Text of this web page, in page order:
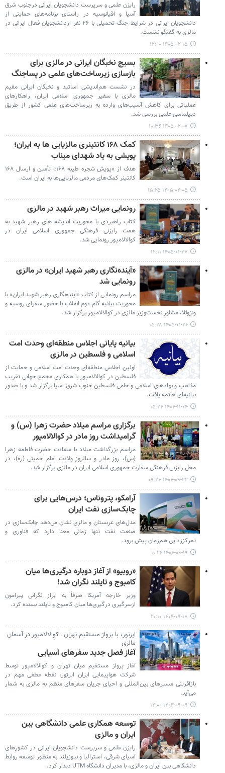
رایزن علمی و سرپرست دانشجویان ایرانی درجنوب شرق
آسیا و اقیانوسیه در راستای برنامه‌های حمایتی از
دانشجویان ایرانی در شرایط جنگ تحمیلی با ۲۶ نفر ازدانشجویان فعال ایرانی در
مالزی به گفتگو نشست.
۱۴۰۵-۰۲-۱۵ ۱۲:۰۰
بسیج نخبگان ایرانی در مالزی برای
بازسازی زیرساخت‌های علمی در پساجنگ
در نشست هم‌اندیشی اساتید و نخبگان ایرانی مقیم
مالزی با سفیر جمهوری اسلامی ایران، راهکارهای
عملیاتی برای کاهش آسیب‌های وارده به زیرساخت‌های علمی کشور از طریق
دیپلماسی علمی بررسی شد.
۱۴۰۵-۰۲-۰۷ ۱۰:۳۶
کمک ۱۶۸ کانتینری مالزیایی ها به ایران؛
پویشی به یاد شهدای میناب
هدف از «پویش شجره طیبه ۱۶۸» تأمین و ارسال ۱۶۸
کانتینر کمک‌های مردمی مالزیایی‌ها به ایران است.
۱۴۰۵-۰۲-۰۵ ۱۵:۲۵
رونمایی میراث رهبر شهید در مالزی
کتاب راهبردی با محوریت اندیشه های رهبر شهید به
همت رایزنی فرهنگی جمهوری اسلامی ایران در
کوالالامپور رونمایی شد.
۱۴۰۵-۰۱-۲۷ ۱۲:۱۱
«آینده‌نگاری رهبر شهید ایران» در مالزی
رونمایی شد
مراسم رونمایی از کتاب «آینده‌نگاری رهبر شهید ایران» با
محوریت بیانیه گام دوم انقلاب با حضور سفرای روسیه و
ونزوئلا، مشاور نخست‌وزیر مالزی در کوالالامپور برگزار شد.
۱۴۰۵-۰۱-۲۶ ۱۵:۲۸
بیانیه پایانی اجلاس منطقه‌ای وحدت امت
اسلامی و فلسطین در مالزی
اولین اجلاس منطقه‌ای وحدت امت اسلامی و حمایت از
فلسطین در کوالالامپور با همکاری مجمع جهانی تقریب
مذاهب و نهادهای اسلامی و حامی فلسطین جنوب شرق آسیا برگزار شد و با صدور
بیانیه‌ای خاتمه یافت.
۱۴۰۴-۱۱-۰۴ ۱۵:۲۴
برگزاری مراسم میلاد حضرت زهرا (س) و
گرامیداشت روز مادر در کوالالامپور
مراسم بزرگداشت میلاد با سعادت حضرت فاطمه زهرا
(س)، روز مادر و سالروز ولادت امام خمینی (ره)، در
محل رایزنی فرهنگی سفارت جمهوری اسلامی ایران در مالزی برگزار شد.
۱۴۰۴-۰۹-۲۲ ۰۹:۲۴
آرامکو، پتروناس؛ درس‌هایی برای
چابک‌سازی نفت ایران
مدل‌های عربستان و مالزی نشان می‌دهد چابک‌سازی در
صنعت نفت تنها زمانی معنا دارد که فناوری و
تمرکززدایی هم‌زمان پیش برود.
۱۴۰۴-۰۹-۱۹ ۱۱:۲۶
«روبیو» از آغاز دوباره درگیری‌ها میان
کامبوج و تایلند نگران شد!
وزیر خارجه آمریکا صرفاً به ابراز نگرانی پیرامون
ازسرگیری درگیری‌ها میان کامبوج و تایلند بسنده کرد.
۱۴۰۴-۰۹-۱۸ ۲۰:۱۰
ایرتور، با پرواز مستقیم تهران ـ کوالالامپور در آسمان
مالزی
آغاز فصل جدید سفرهای آسیایی
آغاز پرواز مستقیم میان تهران و کوالالامپور توسط
شرکت هواپیمایی ایران ایرتور، نقطه عطفی مهم در
بازآفرینی مسیرهای بین‌المللی و احیای جریان سفرهای منظم به مالزی به شمار
می‌آید.
۱۴۰۴-۰۹-۰۹ ۱۴:۰۰
توسعه همکاری علمی دانشگاهی بین
ایران و مالزی
رایزن علمی و سرپرست دانشجویان ایرانی در کشورهای
آسیای شرقی، استرالیا و نیوزیلند به منظور توسعه روابط
دانشگاهی بین ایران و مالزی، با مدیران دانشگاه UTM دیدار کرد.